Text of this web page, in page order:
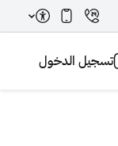
تسجيل الدخول